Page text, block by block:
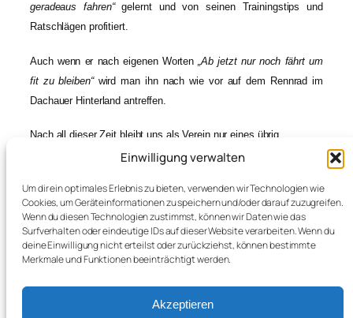
Einwilligung verwalten
Um dir ein optimales Erlebnis zu bieten, verwenden wir Technologien wie
Cookies, um Geräteinformationen zu speichern und/oder darauf zuzugreifen.
Wenn du diesen Technologien zustimmst, können wir Daten wie das
Surfverhalten oder eindeutige IDs auf dieser Website verarbeiten. Wenn du
deine Einwilligung nicht erteilst oder zurückziehst, können bestimmte
Merkmale und Funktionen beeinträchtigt werden.
Akzeptieren
geradeaus fahren“gelernt und von seinen Trainingstips und
Ratschlägen profitiert.
Auch wenn er nach eigenen Worten „Ab jetzt nur noch fährt um
fit zu bleiben“ wird man ihn nach wie vor auf dem Rennrad im
Dachauer Hinterland antreffen.
Nach all dieser Zeit bleibt uns als Verein nur eines übrig.
← Vollmond zum
dritten
Tour im oberen
Altmühltal →